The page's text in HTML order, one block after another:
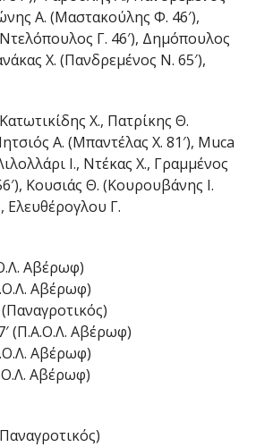
Α. (Μαστακούλης Φ. 46′),
Γ. 46′), Δημόπουλος
Χ. (Πανδρεμένος Ν. 65′),
Χ., Πατρίκης Θ.
Α. (Μπαντέλας Χ. 81′), Muca
Ι., Ντέκας Χ., Γραμμένος
Κουσιάς Θ. (Κουρουβάνης Ι.
Ελευθέρογλου Γ.
Αβέρωφ)
Αβέρωφ)
(Π.Α.Ο.Λ. Αβέρωφ)
Αβέρωφ)
Αβέρωφ)